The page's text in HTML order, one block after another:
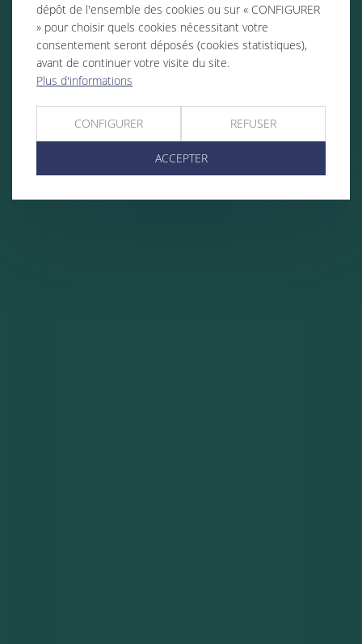
dépôt de l'ensemble des cookies ou sur « CONFIGURER
» pour choisir quels cookies nécessitant votre
consentement seront déposés (cookies statistiques),
avant de continuer votre visite du site.
Plus d'informations
CONFIGURER REFUSER
ACCEPTER